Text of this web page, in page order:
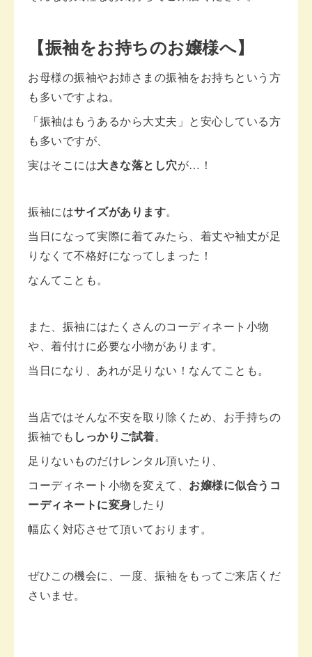
【振袖をお持ちのお嬢様へ】
お母様の振袖やお姉さまの振袖をお持ちという方
も多いですよね。
「振袖はもうあるから大丈夫」と安心している方
も多いですが、
実はそこには大きな落とし穴が…！
振袖にはサイズがあります。
当日になって実際に着てみたら、着丈や袖丈が足
りなくて不格好になってしまった！
なんてことも。
また、振袖にはたくさんのコーディネート小物
や、着付けに必要な小物があります。
当日になり、あれが足りない！なんてことも。
当店ではそんな不安を取り除くため、お手持ちの
振袖でも しっかりご試着。
足りないものだけレンタル頂いたり、
コーディネート小物を変えて、 お嬢様に似合うコ
ーディネートに変身 したり
幅広く対応させて頂いております。
ぜひこの機会に、一度、振袖をもってご来店くだ
さいませ。